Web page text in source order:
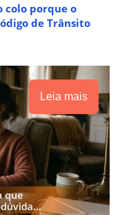
colo porque o
de Trânsito
Leia mais